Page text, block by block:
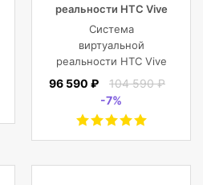
реальности HTC Vive
Cosmos Elite
Система
виртуальной
реальности HTC Vive
Cosmos Elite
96 590 ₽
104 590 ₽
-7%